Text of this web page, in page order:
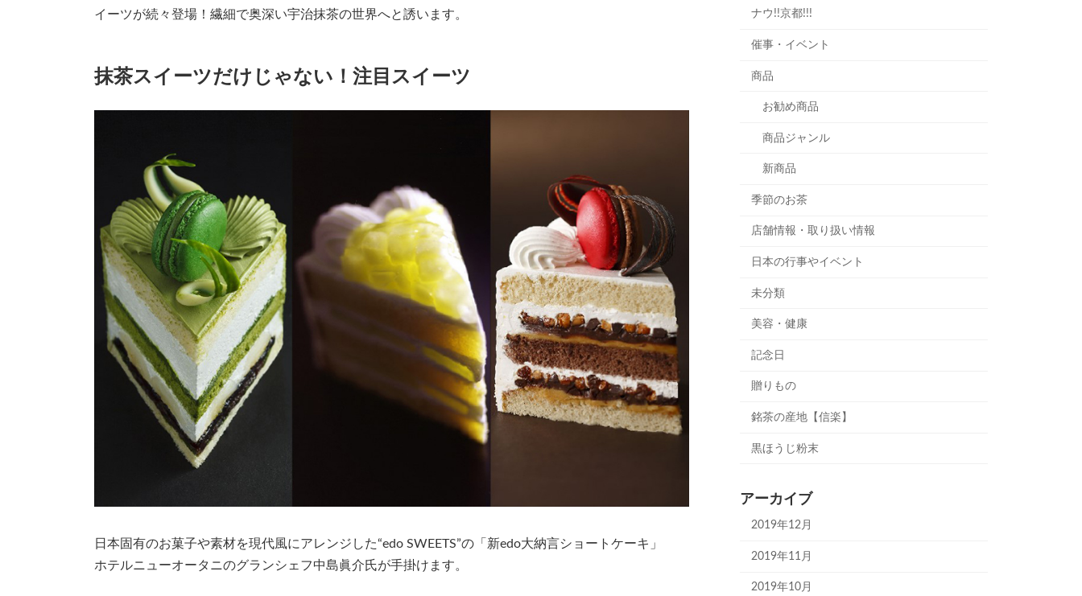
イーツが続々登場！繊細で奥深い宇治抹茶の世界へと誘います。
抹茶スイーツだけじゃない！注目スイーツ
日本固有のお菓子や素材を現代風にアレンジした“edo SWEETS”の「新edo大納言ショートケーキ」
ホテルニューオータニのグランシェフ中島眞介氏が手掛けます。
ナウ!!京都!!!
催事・イベント
商品
お勧め商品
商品ジャンル
新商品
季節のお茶
店舗情報・取り扱い情報
日本の行事やイベント
未分類
美容・健康
記念日
贈りもの
銘茶の産地【信楽】
黒ほうじ粉末
アーカイブ
2019年12月
2019年11月
2019年10月